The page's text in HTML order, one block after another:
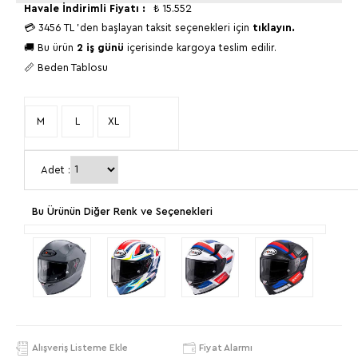
Havale İndirimli Fiyatı : ₺ 15.552
💳 3456 TL 'den başlayan taksit seçenekleri için tıklayın.
🚚 Bu ürün 2 iş günü içerisinde kargoya teslim edilir.
📏 Beden Tablosu
M L XL
Adet :
Bu Ürünün Diğer Renk ve Seçenekleri
Alışveriş Listeme Ekle Fiyat Alarmı